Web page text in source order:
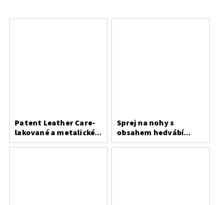
Patent Leather Care-
lakované a metalické
usně
Sprej na nohy s
obsahem hedvábí
Bergal